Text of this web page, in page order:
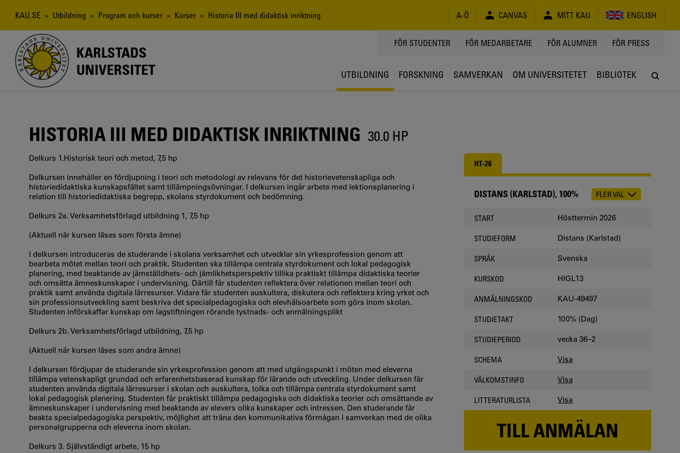
Länkstig
KAU.SE > Utbildning > Program och kurser > Kurser > Historia III med didaktisk inriktning A-Ö CANVAS MITT KAU ENGLISH
KARLSTADS
UNIVERSITET
TOPPMENY
FÖR STUDENTER FÖR MEDARBETARE FÖR ALUMNER FÖR PRESS
UTBILDNING FORSKNING SAMVERKAN OM UNIVERSITETET BIBLIOTEK
HISTORIA III MED DIDAKTISK INRIKTNING 30.0 HP
Delkurs 1.Historisk teori och metod, 7,5 hp
Delkursen innehåller en fördjupning i teori och metodologi av relevans för det historievetenskapliga och
historiedidaktiska kunskapsfältet samt tillämpningsövningar. I delkursen ingår arbete med lektionsplanering i
relation till historiedidaktiska begrepp, skolans styrdokument och bedömning.
Delkurs 2a. Verksamhetsförlagd utbildning 1, 7,5 hp
(Aktuell när kursen läses som första ämne)
I delkursen introduceras de studerande i skolans verksamhet och utvecklar sin yrkesprofession genom att
bearbeta mötet mellan teori och praktik. Studenten ska tillämpa centrala styrdokument och lokal pedagogisk
planering, med beaktande av jämställdhets- och jämlikhetsperspektiv tillika praktiskt tillämpa didaktiska teorier
och omsätta ämneskunskaper i undervisning. Därtill får studenten reflektera över relationen mellan teori och
praktik samt använda digitala lärresurser. Vidare får studenten auskultera, diskutera och reflektera kring yrket och
sin professionsutveckling samt beskriva det specialpedagogiska och elevhälsoarbete som görs inom skolan.
Studenten införskaffar kunskap om lagstiftningen rörande tystnads- och anmälningsplikt
Delkurs 2b. Verksamhetsförlagd utbildning, 7,5 hp
(Aktuell när kursen läses som andra ämne)
I delkursen fördjupar de studerande sin yrkesprofession genom att med utgångspunkt i möten med eleverna
tillämpa vetenskapligt grundad och erfarenhetsbaserad kunskap för lärande och utveckling. Under delkursen får
studenten använda digitala lärresurser i skolan och auskultera, tolka och tillämpa centrala styrdokument samt
lokal pedagogisk planering. Studenten får praktiskt tillämpa pedagogiska och didaktiska teorier och omsättande av
ämneskunskaper i undervisning med beaktande av elevers olika kunskaper och intressen. Den studerande får
beakta specialpedagogiska perspektiv, möjlighet att träna den kommunikativa förmågan i samverkan med de olika
personalgrupperna och eleverna inom skolan.
Delkurs 3. Självständigt arbete, 15 hp
HT-26
CHOOSE
DISTANS (KARLSTAD), 100% FLER VAL
START Hösttermin 2026
STUDIEFORM Distans (Karlstad)
SPRÅK Svenska
KURSKOD HIGL13
ANMÄLNINGSKOD KAU-49497
STUDIETAKT 100% (Dag)
STUDIEPERIOD vecka 36–2
SCHEMA Visa
VÄLKOMSTINFO Visa
LITTERATURLISTA Visa
TILL ANMÄLAN